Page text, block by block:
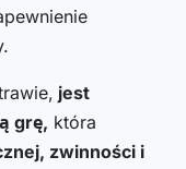
jest
grę, która
zwinności i